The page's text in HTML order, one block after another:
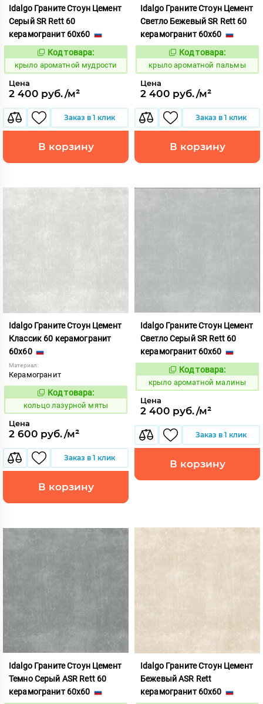
Idalgo Граните Стоун Цемент
Серый SR Rett 60
керамогранит 60x60
828430
Код товара:
крыло ароматной мудрости
Цена
2 400 руб./м²
Заказ в 1 клик
В корзину
Idalgo Граните Стоун Цемент
Светло Бежевый SR Rett 60
керамогранит 60x60
828442
Код товара:
крыло ароматной пальмы
Цена
2 400 руб./м²
Заказ в 1 клик
В корзину
Idalgo Граните Стоун Цемент
Классик 60 керамогранит
60x60
Материал:
Керамогранит
739556
Код товара:
кольцо лазурной мяты
Цена
2 600 руб./м²
Заказ в 1 клик
В корзину
Idalgo Граните Стоун Цемент
Светло Серый SR Rett 60
керамогранит 60x60
828421
Код товара:
крыло ароматной малины
Цена
2 400 руб./м²
Заказ в 1 клик
В корзину
Idalgo Граните Стоун Цемент
Темно Серый ASR Rett 60
керамогранит 60x60
Idalgo Граните Стоун Цемент
Бежевый ASR Rett
керамогранит 60x60